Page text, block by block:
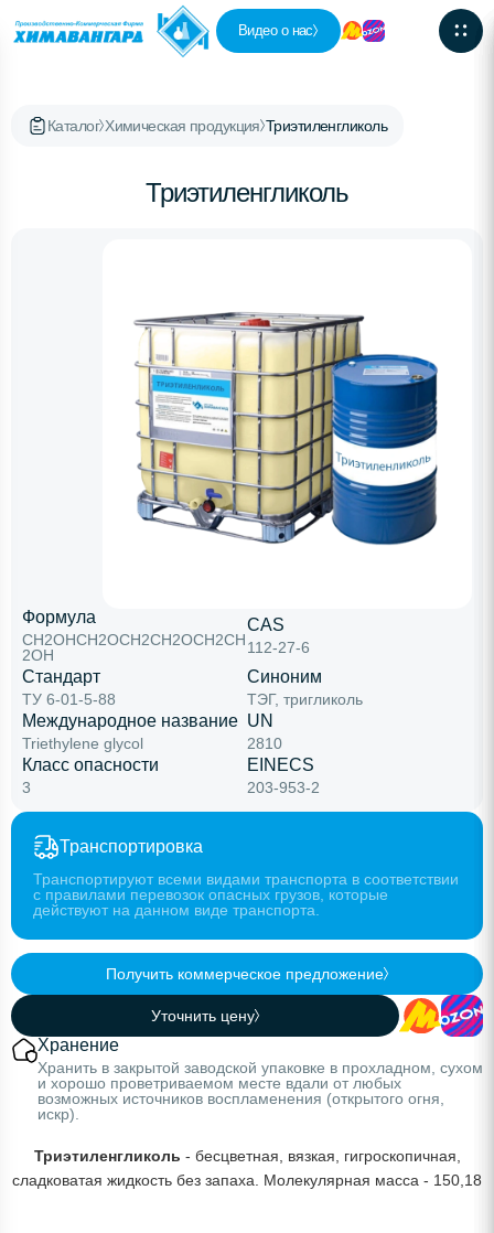
Видео о нас
Каталог Химическая продукция Триэтиленгликоль
Триэтиленгликоль
Формула
CH2OHCH2ОСН2СН2ОСН2СН
2ОН
CAS
112-27-6
Стандарт
ТУ 6-01-5-88
Синоним
ТЭГ, тригликоль
Международное название
Triethylene glycol
UN
2810
Класс опасности
3
EINECS
203-953-2
Транспортировка
Транспортируют всеми видами транспорта в соответствии
с правилами перевозок опасных грузов, которые
действуют на данном виде транспорта.
Получить коммерческое предложение
Уточнить цену
Хранение
Хранить в закрытой заводской упаковке в прохладном, сухом
и хорошо проветриваемом месте вдали от любых
возможных источников воспламенения (открытого огня,
искр).
Триэтиленгликоль - бесцветная, вязкая, гигроскопичная,
сладковатая жидкость без запаха. Молекулярная масса - 150,18